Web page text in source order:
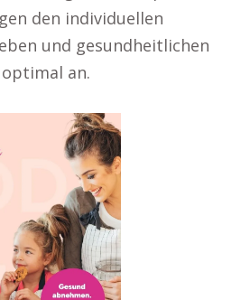
den individuellen
und gesundheitlichen
an.